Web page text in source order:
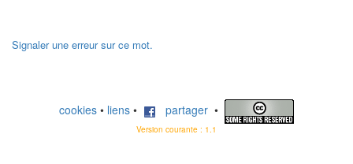
Signaler une erreur sur ce mot.
cookies • liens • partager •
Version courante : 1.1